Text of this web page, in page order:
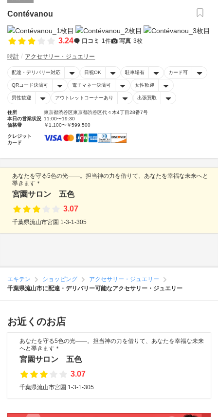
Contévanou
3.24 口コミ 1件 写真 3枚
時計 アクセサリー・ジュエリー
配達・デリバリー対応 日祝OK 駐車場有 カード可
QRコード決済可 電子マネー決済可 女性歓迎
男性歓迎 アウトレットコーナーあり 出張買取
住所
東京都渋谷区東京都渋谷区代々木4丁目28番7号
本日の営業状況 11:00〜19:30
価格帯
￥1,100〜￥599,500
クレジット
カード
あなたを守る5色の光――。担当神の力を借りて、あなたを幸福な未来へと
導きます＊
宮園サロン 五色
3.07
千葉県流山市宮園 1-3-1-305
エキテン ショッピング
アクセサリー・ジュエリー
千葉県流山市に配達・デリバリー可能なアクセサリー・ジュエリー
お近くのお店
あなたを守る5色の光――。担当神の力を借りて、あなたを幸福な未来
へと導きます＊
宮園サロン 五色
3.07
千葉県流山市宮園 1-3-1-305